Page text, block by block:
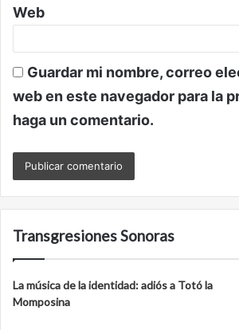
Web
Guardar mi nombre, correo
web en este navegador para la
haga un comentario.
Transgresiones Sonoras
La música de la identidad: adiós a Totó la
Momposina